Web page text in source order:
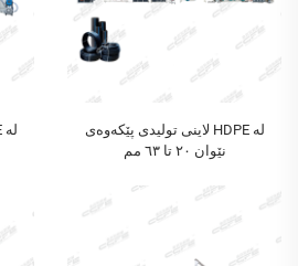
لاینی تولیدی پێکەوەی HDPE لە
نێوان ٢٠ تا ٦٣ مم